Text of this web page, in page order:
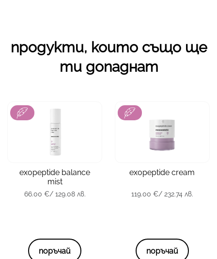
продукти, които също ще
ти допаднат
exopeptide balance
mist
опаковка
80 мл.
66.00 €/ 129.08 лв.
поръчай
exopeptide cream
опаковка
55 мл.
119.00 €/ 232.74 лв.
поръчай